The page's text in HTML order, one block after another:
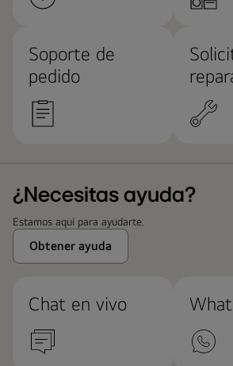
Soporte de
pedido
¿Necesitas ayuda?
Estamos aquí para ayudarte.
Obtener ayuda
Chat en vivo